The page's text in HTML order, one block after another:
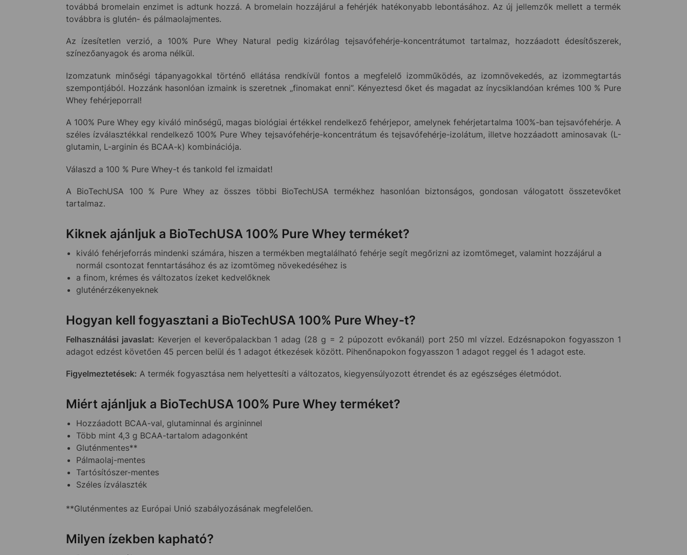
továbbá bromelain enzimet is adtunk hozzá. A bromelain hozzájárul a fehérjék hatékonyabb lebontásához. Az új jellemzők mellett a termék
továbbra is glutén- és pálmaolajmentes.
Az ízesítetlen verzió, a 100% Pure Whey Natural pedig kizárólag tejsavófehérje-koncentrátumot tartalmaz, hozzáadott édesítőszerek,
színezőanyagok és aroma nélkül.
Izomzatunk minőségi tápanyagokkal történő ellátása rendkívül fontos a megfelelő izomműködés, az izomnövekedés, az izommegtartás
szempontjából. Hozzánk hasonlóan izmaink is szeretnek „finomakat enni”. Kényeztesd őket és magadat az ínycsiklandóan krémes 100 % Pure
Whey fehérjeporral!
A 100% Pure Whey egy kiváló minőségű, magas biológiai értékkel rendelkező fehérjepor, amelynek fehérjetartalma 100%-ban tejsavófehérje. A
széles ízválasztékkal rendelkező 100% Pure Whey tejsavófehérje-koncentrátum és tejsavófehérje-izolátum, illetve hozzáadott aminosavak (L-
glutamin, L-arginin és BCAA-k) kombinációja.
Válaszd a 100 % Pure Whey-t és tankold fel izmaidat!
A BioTechUSA 100 % Pure Whey az összes többi BioTechUSA termékhez hasonlóan biztonságos, gondosan válogatott összetevőket
tartalmaz.
Kiknek ajánljuk a BioTechUSA 100% Pure Whey terméket?
kiváló fehérjeforrás mindenki számára, hiszen a termékben megtalálható fehérje segít megőrizni az izomtömeget, valamint hozzájárul a
normál csontozat fenntartásához és az izomtömeg növekedéséhez is
a finom, krémes és változatos ízeket kedvelőknek
gluténérzékenyeknek
Hogyan kell fogyasztani a BioTechUSA 100% Pure Whey-t?
Felhasználási javaslat: Keverjen el keverőpalackban 1 adag (28 g = 2 púpozott evőkanál) port 250 ml vízzel. Edzésnapokon fogyasszon 1
adagot edzést követően 45 percen belül és 1 adagot étkezések között. Pihenőnapokon fogyasszon 1 adagot reggel és 1 adagot este.
Figyelmeztetések: A termék fogyasztása nem helyettesíti a változatos, kiegyensúlyozott étrendet és az egészséges életmódot.
Miért ajánljuk a BioTechUSA 100% Pure Whey terméket?
Hozzáadott BCAA-val, glutaminnal és argininnel
Több mint 4,3 g BCAA-tartalom adagonként
Gluténmentes**
Pálmaolaj-mentes
Tartósítószer-mentes
Széles ízválaszték
**Gluténmentes az Európai Unió szabályozásának megfelelően.
Milyen ízekben kapható?